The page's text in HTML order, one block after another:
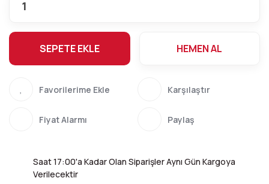
SEPETE EKLE HEMEN AL
Karşılaştır
Fiyat Alarmı Paylaş
Saat 17:00'a Kadar Olan Siparişler Aynı Gün Kargoya
Verilecektir